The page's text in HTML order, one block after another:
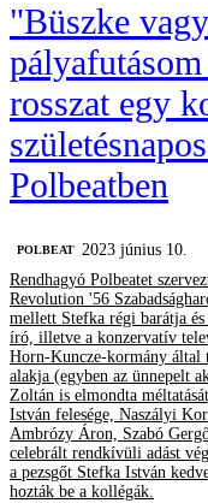
"Büszke
rosszat egy
Polbeatben
‎POLBEAT 2023 június 10.
Rendhagyó Polbeatet
Revolution '56
mellett Stefka régi barátja
író, illetve a konzervatív
Horn-Kuncze-kormány által
alakja (egyben az ünnepelt
Zoltán is elmondta
István felesége, Naszályi
Ambrózy Áron, Szabó
celebrált rendkívüli adást
a pezsgőt Stefka István
hozták be a kollégák.